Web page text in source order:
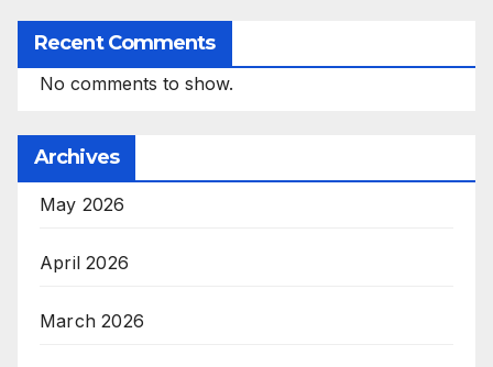
Recent Comments
No comments to show.
Archives
May 2026
April 2026
March 2026